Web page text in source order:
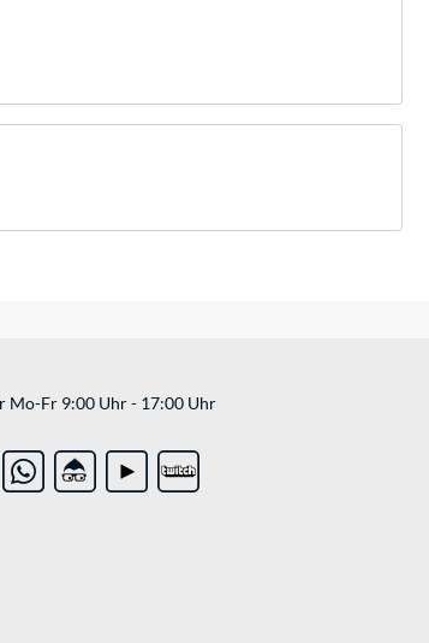
Mo-Fr 9:00 Uhr - 17:00 Uhr